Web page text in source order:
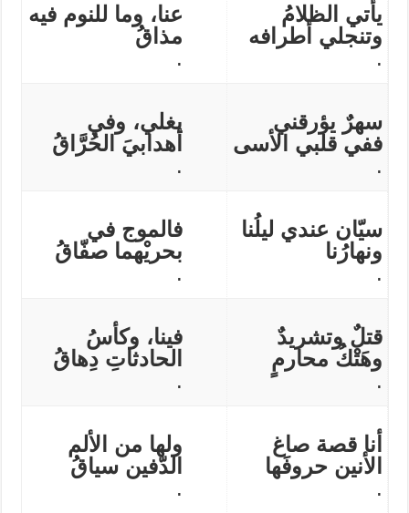
يأتي الظلامُ
وتنجلي أطرافه
.
عنا، وما للنوم فيه
مذاقُ
.
سهرٌ يؤرقني
ففي قلبي الأسى
.
يغلي، وفي
أهدابيَ الحُرَّاقُ
.
سيّان عندي ليلُنا
ونهارُنا
.
فالموج في
بحريْهما صفّاقُ
.
قتلٌ وتشريدٌ
وهَتْكُ محارمٍ
.
فينا، وكأسُ
الحادثاتِ دِهاقُ
.
أنا قصة صاغ
الأنين حروفَها
.
ولها من الألم
الدّفين سياقُ
.